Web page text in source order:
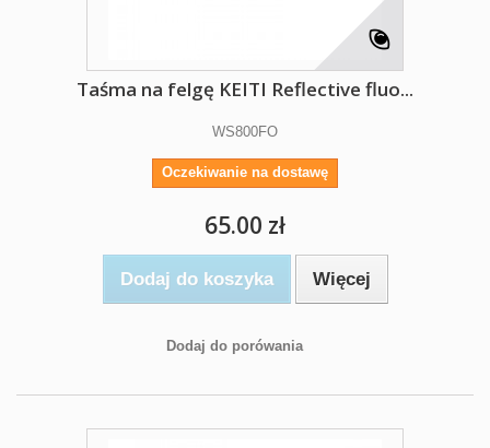
Taśma na felgę KEITI Reflective fluo...
WS800FO
Oczekiwanie na dostawę
65.00 zł
Dodaj do koszyka Więcej
Dodaj do porówania